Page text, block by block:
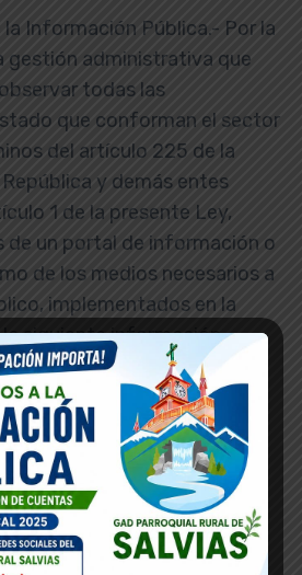
Información Pública.- Por la
gestión administrativa que
todas las
que conforman el sector
del artículo 225 de la
y demás entes
1 de la presente Ley,
de un portal de información o
de los medios necesarios a
implementados en la
la siguiente información
que para efectos de esta
de naturaleza obligatoria
del año en curso,
el mes correspondiente
Enero